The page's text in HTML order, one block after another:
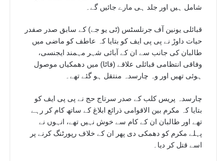
شامل ہیں اور جلد ہی مارے جائیں گے۔
قبائلی یونین آف جرنلسٹس (ٹی یو جے) کے سابق صدر صفدر
حیات داوڑ نے پی پی ایف کو بتایا کہ عاطف کو ماضی میں
طالبان کی جانب سے ان کے آبائی شہر مہمند ایجنسی،
وفاقی انتظامی قبائلی علاقے (فاٹا) میں دھمکیاں موصول
ہوئی تھیں اور وہ چارسدہ منتقل ہو گئے تھے۔
چارسدہ پریس کلب کے صدر سرتاج حج نے پی پی ایف کو
بتایا کہ مکرم بین الاقوامی ذرائع ابلاغ کے ساتھ کام کر رہے
تھے اور طالبان ان کے کام سے خوش نہیں تھے، انہوں نے
پہلے مکرم کو دھمکی دی پھر ان کے خلاف رپورٹنگ کرنے پر
اسے قتل کر دیا۔